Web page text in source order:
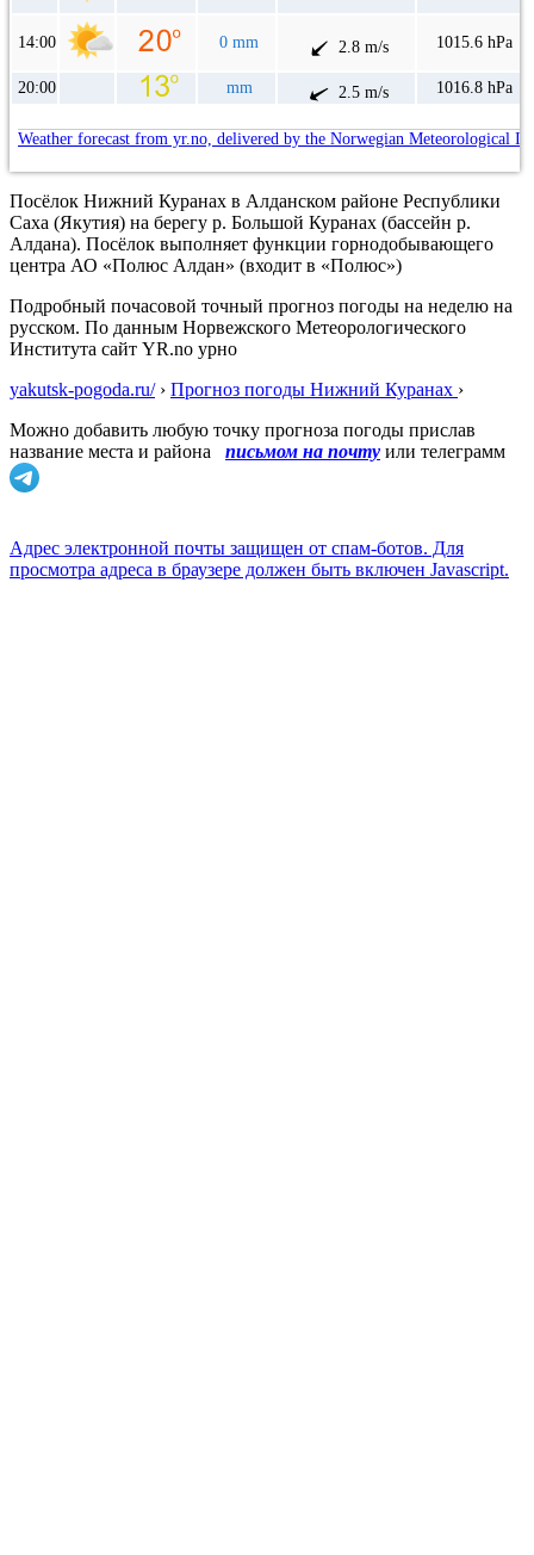
14:00 0 mm 2.8 m/s 1015.6 hPa
20:00 mm 2.5 m/s 1016.8 hPa
Weather forecast from yr.no, delivered by the Norwegian Meteorological
Посёлок Нижний Куранах в Алданском районе Республики
Саха (Якутия) на берегу р. Большой Куранах (бассейн р.
Алдана). Посёлок выполняет функции горнодобывающего
центра АО «Полюс Алдан» (входит в «Полюс»)
Подробный почасовой точный прогноз погоды на неделю на
русском. По данным Норвежского Метеорологического
Института сайт YR.no урно
yakutsk-pogoda.ru/› Прогноз погоды Нижний Куранах ›
Можно добавить любую точку прогноза погоды прислав
название места и района
письмом на почту или телеграмм
Адрес электронной почты защищен от спам-ботов. Для
просмотра адреса в браузере должен быть включен Javascript.